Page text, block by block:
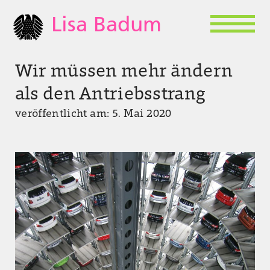
Lisa Badum
Wir müssen mehr ändern
als den Antriebsstrang
veröffentlicht am: 5. Mai 2020